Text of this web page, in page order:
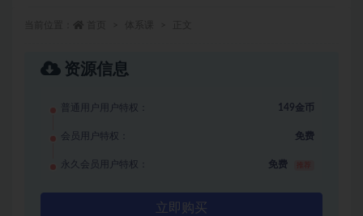
资源信息
普通用户用户特权： 149金币
会员用户特权： 免费
永久会员用户特权： 免费
立即购买